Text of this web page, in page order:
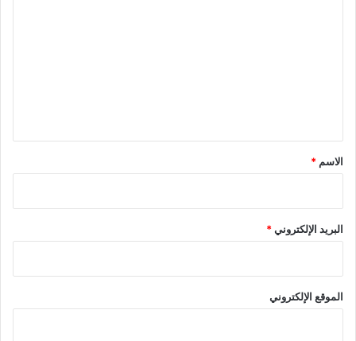
*
الاسم *
البريد الإلكتروني*
الموقع الإلكتروني